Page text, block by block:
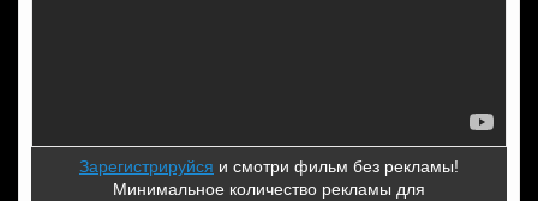
Зарегистрируйся и смотри фильм без рекламы!
Минимальное количество рекламы для